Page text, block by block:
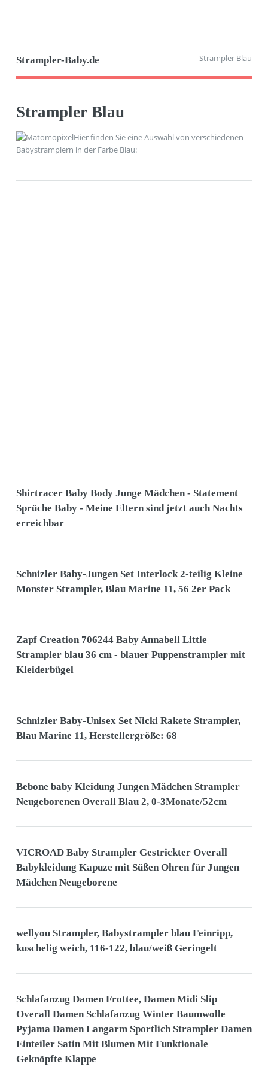
Strampler-Baby.de Strampler Blau
Strampler Blau
Hier finden Sie eine Auswahl von verschiedenen
Babystramplern in der Farbe Blau:
Shirtracer Baby Body Junge Mädchen - Statement
Sprüche Baby - Meine Eltern sind jetzt auch Nachts
erreichbar
Schnizler Baby-Jungen Set Interlock 2-teilig Kleine
Monster Strampler, Blau Marine 11, 56 2er Pack
Zapf Creation 706244 Baby Annabell Little
Strampler blau 36 cm - blauer Puppenstrampler mit
Kleiderbügel
Schnizler Baby-Unisex Set Nicki Rakete Strampler,
Blau Marine 11, Herstellergröße: 68
Bebone baby Kleidung Jungen Mädchen Strampler
Neugeborenen Overall Blau 2, 0-3Monate/52cm
VICROAD Baby Strampler Gestrickter Overall
Babykleidung Kapuze mit Süßen Ohren für Jungen
Mädchen Neugeborene
wellyou Strampler, Babystrampler blau Feinripp,
kuschelig weich, 116-122, blau/weiß Geringelt
Schlafanzug Damen Frottee, Damen Midi Slip
Overall Damen Schlafanzug Winter Baumwolle
Pyjama Damen Langarm Sportlich Strampler Damen
Einteiler Satin Mit Blumen Mit Funktionale
Geknöpfte Klappe